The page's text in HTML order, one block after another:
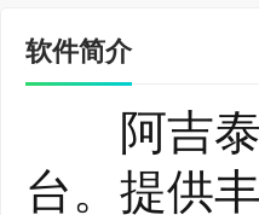
软件简介
阿吉泰
台。提供